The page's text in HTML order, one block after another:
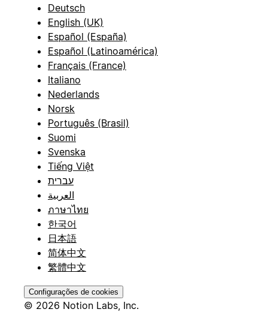
Deutsch
English (UK)
Español (España)
Español (Latinoamérica)
Français (France)
Italiano
Nederlands
Norsk
Português (Brasil)
Suomi
Svenska
Tiếng Việt
עברית
العربية
ภาษาไทย
한국어
日本語
简体中文
繁體中文
Configurações de cookies
© 2026 Notion Labs, Inc.